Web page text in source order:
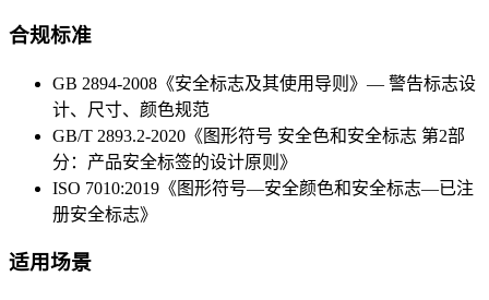
合规标准
GB 2894-2008《安全标志及其使用导则》— 警告标志设
计、尺寸、颜色规范
GB/T 2893.2-2020《图形符号 安全色和安全标志 第2部
分：产品安全标签的设计原则》
ISO 7010:2019《图形符号—安全颜色和安全标志—已注
册安全标志》
适用场景